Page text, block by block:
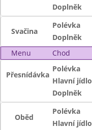
Doplněk
Svačina
Polévka
Doplněk
Menu
Chod
Přesnídávka
Polévka
Hlavní jídlo
Doplněk
Oběd
Polévka
Hlavní jídlo